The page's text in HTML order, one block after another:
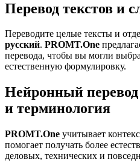
Перевод текстов и
Переводите целые тексты и
русский. PROMT.One
перевода, чтобы вы могли
естественную формулировку.
Нейронный
и терминология
PROMT.One учитывает
помогает получать более
деловых, технических и